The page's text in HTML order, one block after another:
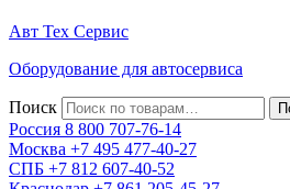
Авт Тех Сервис
Оборудование для автосервиса
Поиск
Россия 8 800 707-76-14
Москва +7 495 477-40-27
СПБ +7 812 607-40-52